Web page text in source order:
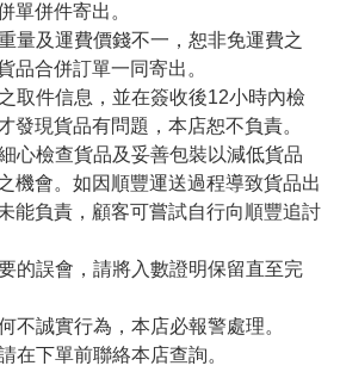
單併件寄出。
及運費價錢不一，恕非免運費之
品合併訂單一同寄出。
件信息，並在簽收後12小時內檢
發現貨品有問題，本店恕不負責。
檢查貨品及妥善包裝以減低貨品
機會。如因順豐運送過程導致貨品出
能負責，顧客可嘗試自行向順豐追討
誤會，請將入數證明保留直至完
誠實行為，本店必報警處理。
下單前聯絡本店查詢。